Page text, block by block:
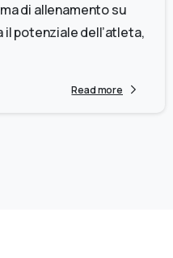
di allenamento su
potenziale dell’atleta,
Read more